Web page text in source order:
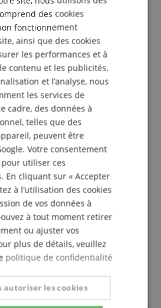
ne peut être comparée à K
toujours excellent.
niveau
automatiquement. Langue originale
marchandises telles que
fois, avec plaisir
automatiquement. Langue originale
Je ne peux donc que me
SPANISH
des cookies
fonctionnement
ainsi que des cookies
les performances et à
contenu et les publicités.
et l’analyse, nous
les services de
cadre, des données à
telles que des
peuvent être
Votre consentement
utiliser ces
En cliquant sur « Accepter
à l’utilisation des cookies
de vos données à
à tout moment retirer
ou ajuster vos
plus de détails, veuillez
politique de confidentialité
autoriser les cookies